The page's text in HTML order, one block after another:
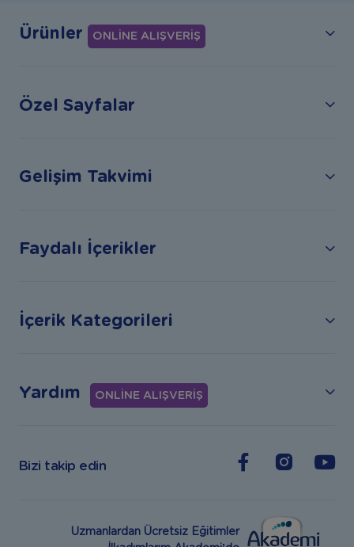
Ürünler ONLİNE ALIŞVERİŞ
Özel Sayfalar
Gelişim Takvimi
Faydalı İçerikler
İçerik Kategorileri
Yardım ONLİNE ALIŞVERİŞ
Bizi takip edin
Uzmanlardan Ücretsiz Eğitimler